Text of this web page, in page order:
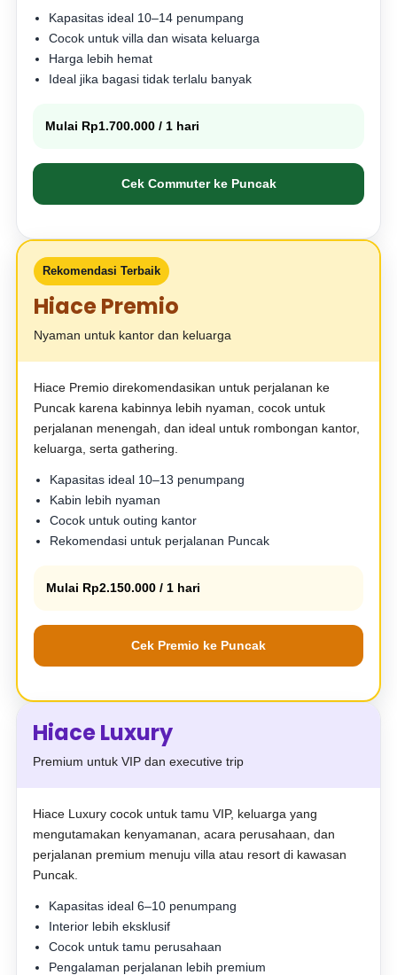
Kapasitas ideal 10–14 penumpang
Cocok untuk villa dan wisata keluarga
Harga lebih hemat
Ideal jika bagasi tidak terlalu banyak
Mulai Rp1.700.000 / 1 hari
Cek Commuter ke Puncak
Rekomendasi Terbaik
Hiace Premio
Nyaman untuk kantor dan keluarga
Hiace Premio direkomendasikan untuk perjalanan ke
Puncak karena kabinnya lebih nyaman, cocok untuk
perjalanan menengah, dan ideal untuk rombongan kantor,
keluarga, serta gathering.
Kapasitas ideal 10–13 penumpang
Kabin lebih nyaman
Cocok untuk outing kantor
Rekomendasi untuk perjalanan Puncak
Mulai Rp2.150.000 / 1 hari
Cek Premio ke Puncak
Hiace Luxury
Premium untuk VIP dan executive trip
Hiace Luxury cocok untuk tamu VIP, keluarga yang
mengutamakan kenyamanan, acara perusahaan, dan
perjalanan premium menuju villa atau resort di kawasan
Puncak.
Kapasitas ideal 6–10 penumpang
Interior lebih eksklusif
Cocok untuk tamu perusahaan
Pengalaman perjalanan lebih premium